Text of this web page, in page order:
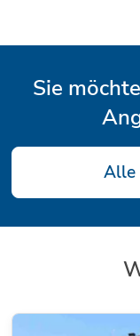
Sie
Alle